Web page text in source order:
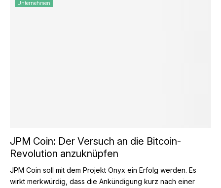
Unternehmen
JPM Coin: Der Versuch an die Bitcoin-
Revolution anzuknüpfen
JPM Coin soll mit dem Projekt Onyx ein Erfolg werden. Es
wirkt merkwürdig, dass die Ankündigung kurz nach einer